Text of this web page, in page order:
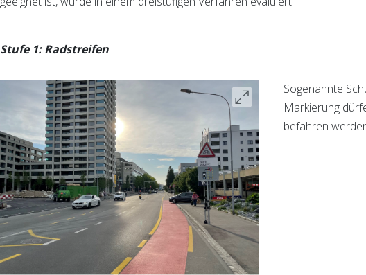
Stufe 1: Radstreifen
Sogenannte
Markierung
befahren